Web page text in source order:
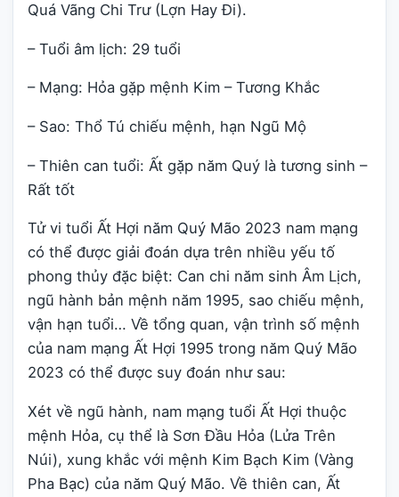
Quá Vãng Chi Trư (Lợn Hay Đi).
– Tuổi âm lịch: 29 tuổi
– Mạng: Hỏa gặp mệnh Kim – Tương Khắc
– Sao: Thổ Tú chiếu mệnh, hạn Ngũ Mộ
– Thiên can tuổi: Ất gặp năm Quý là tương sinh –
Rất tốt
Tử vi tuổi Ất Hợi năm Quý Mão 2023 nam mạng
có thể được giải đoán dựa trên nhiều yếu tố
phong thủy đặc biệt: Can chi năm sinh Âm Lịch,
ngũ hành bản mệnh năm 1995, sao chiếu mệnh,
vận hạn tuổi… Về tổng quan, vận trình số mệnh
của nam mạng Ất Hợi 1995 trong năm Quý Mão
2023 có thể được suy đoán như sau:
Xét về ngũ hành, nam mạng tuổi Ất Hợi thuộc
mệnh Hỏa, cụ thể là Sơn Đầu Hỏa (Lửa Trên
Núi), xung khắc với mệnh Kim Bạch Kim (Vàng
Pha Bạc) của năm Quý Mão. Về thiên can, Ất